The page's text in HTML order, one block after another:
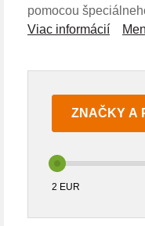
pomocou
Viac informácií
ZNAČKY A
2 EUR